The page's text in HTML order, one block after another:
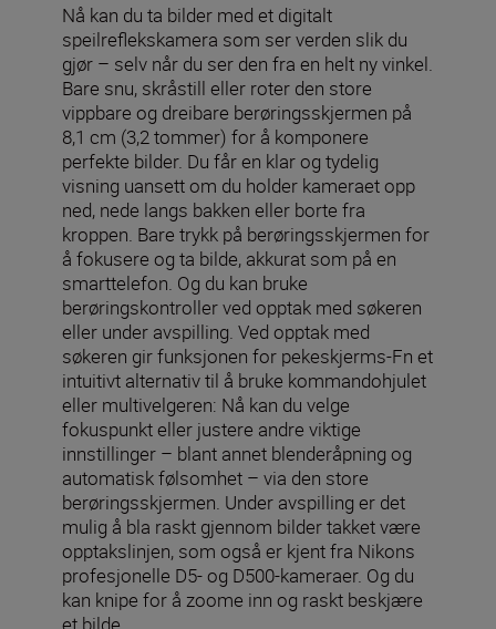
Nå kan du ta bilder med et digitalt
speilreflekskamera som ser verden slik du
gjør – selv når du ser den fra en helt ny vinkel.
Bare snu, skråstill eller roter den store
vippbare og dreibare berøringsskjermen på
8,1 cm (3,2 tommer) for å komponere
perfekte bilder. Du får en klar og tydelig
visning uansett om du holder kameraet opp
ned, nede langs bakken eller borte fra
kroppen. Bare trykk på berøringsskjermen for
å fokusere og ta bilde, akkurat som på en
smarttelefon. Og du kan bruke
berøringskontroller ved opptak med søkeren
eller under avspilling. Ved opptak med
søkeren gir funksjonen for pekeskjerms-Fn et
intuitivt alternativ til å bruke kommandohjulet
eller multivelgeren: Nå kan du velge
fokuspunkt eller justere andre viktige
innstillinger – blant annet blenderåpning og
automatisk følsomhet – via den store
berøringsskjermen. Under avspilling er det
mulig å bla raskt gjennom bilder takket være
opptakslinjen, som også er kjent fra Nikons
profesjonelle D5- og D500-kameraer. Og du
kan knipe for å zoome inn og raskt beskjære
et bilde.